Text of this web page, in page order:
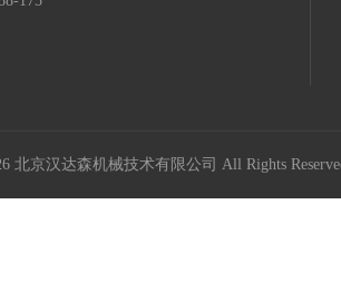
北京汉达森机械技术有限公司 All Rights